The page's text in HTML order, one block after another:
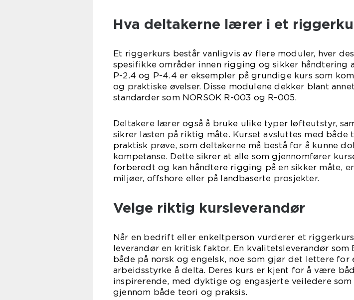
Hva deltakerne lærer i et
Et riggerkurs består vanligvis av flere moduler, hver
spesifikke områder innen rigging og sikker håndtering
P-2.4 og P-4.4 er eksempler på grundige kurs som
og praktiske øvelser. Disse modulene dekker blant
standarder som NORSOK R-003 og R-005.
Deltakere lærer også å bruke ulike typer løfteutstyr,
sikrer lasten på riktig måte. Kurset avsluttes med både
praktisk prøve, som deltakerne må bestå for å kunne
kompetanse. Dette sikrer at alle som gjennomfører
forberedt og kan håndtere rigging på en sikker måte,
miljøer, offshore eller på landbaserte prosjekter.
Velge riktig kursleverandør
Når en bedrift eller enkeltperson vurderer et
leverandør en kritisk faktor. En kvalitetsleverandør som
både på norsk og engelsk, noe som gjør det lettere for
arbeidsstyrke å delta. Deres kurs er kjent for å være
inspirerende, med dyktige og engasjerte veiledere
gjennom både teori og praksis.